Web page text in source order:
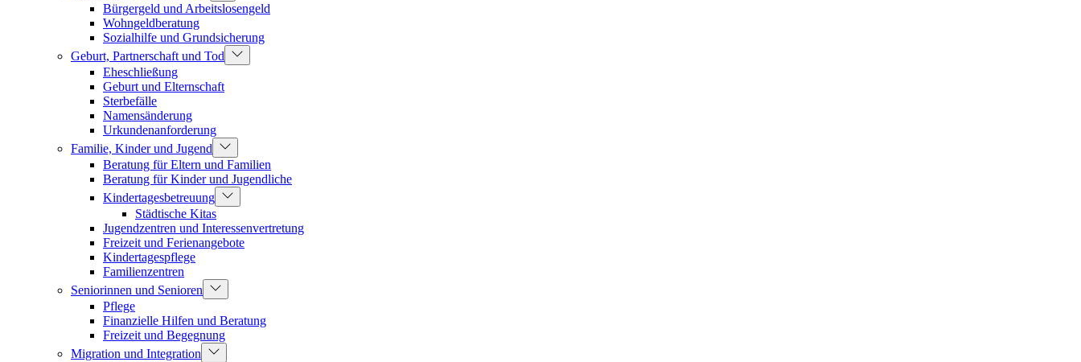
Bürgergeld und Arbeitslosengeld
Wohngeldberatung
Sozialhilfe und Grundsicherung
Geburt, Partnerschaft und Tod
Eheschließung
Geburt und Elternschaft
Sterbefälle
Namensänderung
Urkundenanforderung
Familie, Kinder und Jugend
Beratung für Eltern und Familien
Beratung für Kinder und Jugendliche
Kindertagesbetreuung
Städtische Kitas
Jugendzentren und Interessenvertretung
Freizeit und Ferienangebote
Kindertagespflege
Familienzentren
Seniorinnen und Senioren
Pflege
Finanzielle Hilfen und Beratung
Freizeit und Begegnung
Migration und Integration